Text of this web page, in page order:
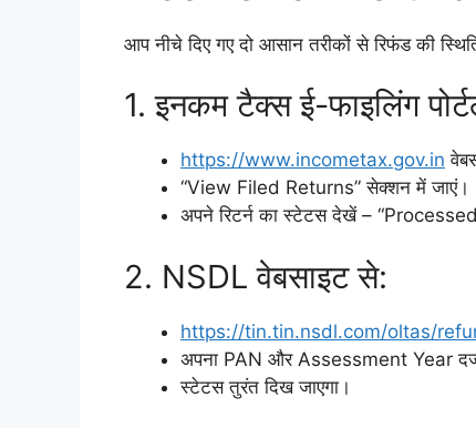
आप नीचे दिए गए दो आसान तरीकों से रिफंड की
1. इनकम टैक्स ई-फाइलिंग
https://www.incometax.gov.in
“View Filed Returns” सेक्शन में जाएं।
अपने रिटर्न का स्टेटस देखें –
2. NSDL वेबसाइट से:
https://tin.tin.nsdl.com/oltas/
अपना PAN और Assessment Year
स्टेटस तुरंत दिख जाएगा।